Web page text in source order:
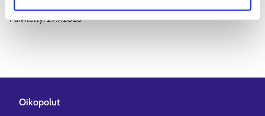
Päivitetty:29.7.2026
Oikopolut